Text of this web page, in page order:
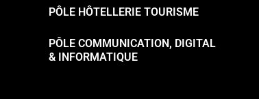
PÔLE HÔTELLERIE TOURISME
PÔLE COMMUNICATION, DIGITAL
& INFORMATIQUE